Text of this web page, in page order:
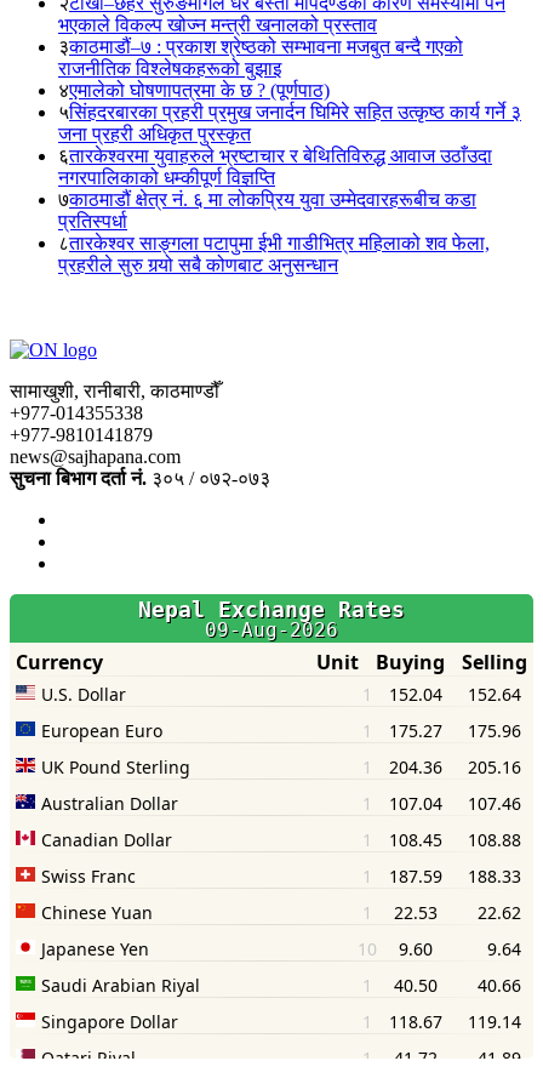
भएकाले विकल्प खोज्न मन्त्री खनालको प्रस्ताव
३काठमाडौं–७ : प्रकाश श्रेष्ठको सम्भावना मजबुत बन्दै गएको
राजनीतिक विश्लेषकहरूको बुझाइ
४एमालेको घोषणापत्रमा के छ ? (पूर्णपाठ)
५सिंहदरबारका प्रहरी प्रमुख जनार्दन घिमिरे सहित उत्कृष्ठ कार्य गर्ने ३
जना प्रहरी अधिकृत पुरस्कृत
६तारकेश्वरमा युवाहरुले भ्रष्टाचार र बेथितिविरुद्ध आवाज उठाँउदा
नगरपालिकाको धम्कीपूर्ण विज्ञप्ति
७काठमाडौं क्षेत्र नं. ६ मा लोकप्रिय युवा उम्मेदवारहरूबीच कडा
प्रतिस्पर्धा
८तारकेश्वर साङ्गला पटापुमा ईभी गाडीभित्र महिलाको शव फेला,
प्रहरीले सुरु गर्‍यो सबै कोणबाट अनुसन्धान
सामाखुशी, रानीबारी, काठमाण्डौँ
+977-014355338
+977-9810141879
news@sajhapana.com
सुचना बिभाग दर्ता नं. ३०५ / ०७२-०७३